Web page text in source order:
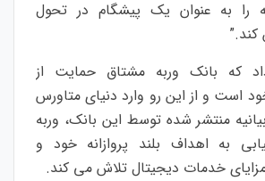
را به عنوان یک پیشگام در تحول
که بانک وربه مشتاق حمایت از
است و از این رو وارد دنیای متاورس
منتشر شده توسط این بانک، وربه
به اهداف بلند پروازانه خود و
خدمات دیجیتال تلاش می کند.